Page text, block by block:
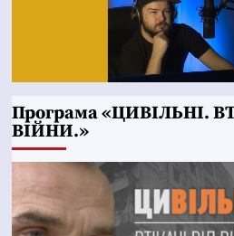
Програма «ЦИВІЛЬНІ.
ВІЙНИ.»